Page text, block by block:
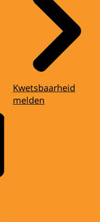
Kwetsbaarheid
melden